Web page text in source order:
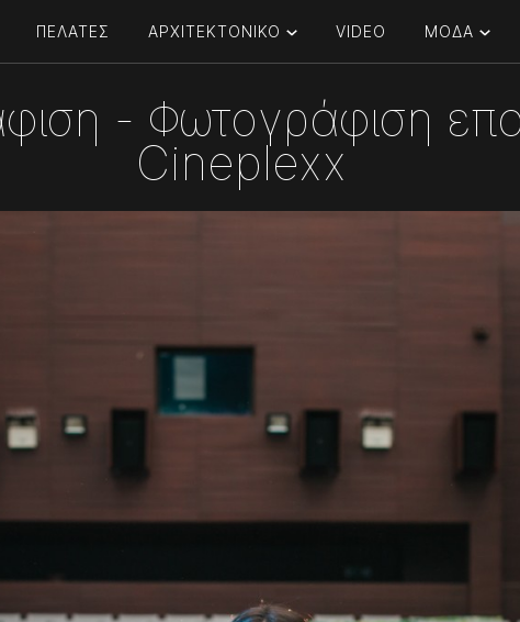
ΠΕΛΑΤΕΣ ΑΡΧΙΤΕΚΤΟΝΙΚΟ VIDEO ΜΟΔΑ
- Φωτογράφιση
Cineplexx